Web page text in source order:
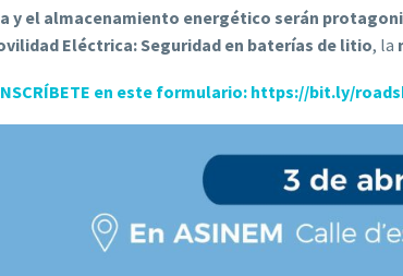
y el almacenamiento energético serán
Eléctrica:Seguridad en baterías de litio, la
INSCRÍBETE en este formulario: https://bit.ly/